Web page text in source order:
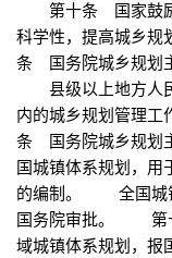
第十条 国家鼓励
科学性，提高城乡
条 国务院城乡规划
县级以上地方人
内的城乡规划管理
条 国务院城乡规划
国城镇体系规划，用
的编制。 全国城镇
国务院审批。 第
域城镇体系规划，